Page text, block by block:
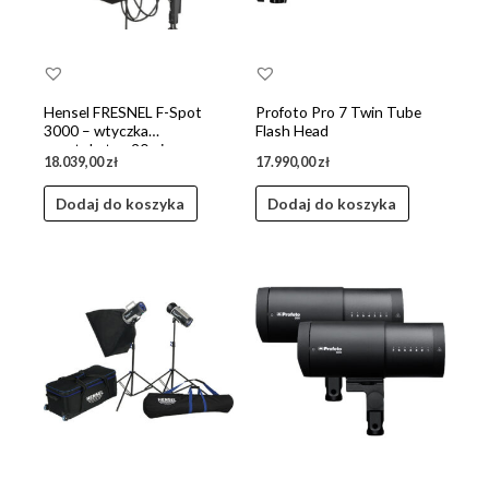
Hensel FRESNEL F-Spot
3000 – wtyczka
prostokątna 20 pin
18.039,00zł
Dodaj do koszyka
Profoto Pro 7 Twin Tube
Flash Head
17.990,00zł
Dodaj do koszyka